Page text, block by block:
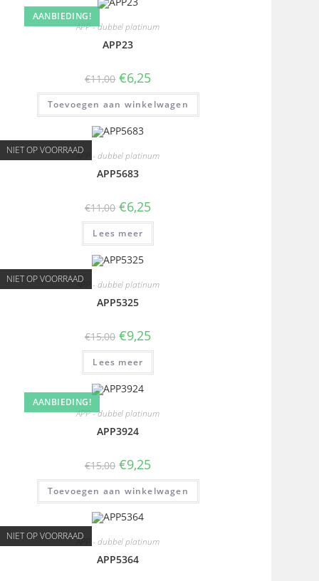
AANBIEDING!
APP - dubbel platinum
APP23
€11,00 €6,25
Toevoegen aan winkelwagen
NIET OP VOORRAADAPP - dubbel platinum
APP5683
€11,00 €6,25
Lees meer
NIET OP VOORRAADAPP - dubbel platinum
APP5325
€15,00 €9,25
Lees meer
AANBIEDING!
APP - dubbel platinum
APP3924
€15,00 €9,25
Toevoegen aan winkelwagen
NIET OP VOORRAADAPP - dubbel platinum
APP5364